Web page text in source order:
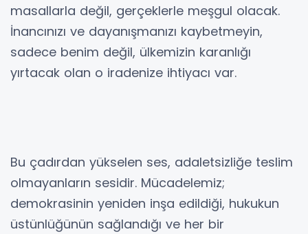
masallarla değil, gerçeklerle meşgul olacak.
İnancınızı ve dayanışmanızı kaybetmeyin,
sadece benim değil, ülkemizin karanlığı
yırtacak olan o iradenize ihtiyacı var.
Bu çadırdan yükselen ses, adaletsizliğe teslim
olmayanların sesidir. Mücadelemiz;
demokrasinin yeniden inşa edildiği, hukukun
üstünlüğünün sağlandığı ve her bir